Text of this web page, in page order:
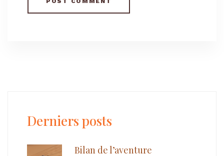
Derniers posts
Bilan de l’aventure